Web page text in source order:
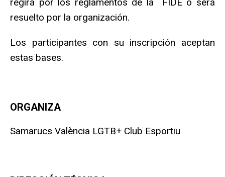
resuelto por la organización.
Los participantes con su inscripción aceptan
estas bases.
ORGANIZA
Samarucs València LGTB+ Club Esportiu